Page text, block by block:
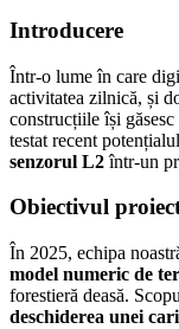
Livrare GRATUITĂ
Livrare GRATUITĂ
Matrice 4 Enterprise
Livrare GRATUITĂ
Matrice 4 Enterprise
Livrare GRATUITĂ
Matrice 4 Enterprise
Matrice 4 Enterprise
Livrare GRATUITĂ
Livrare GRATUITĂ
Matrice 4 Enterprise
Livrare GRATUITĂ
Matrice 4 Enterprise
Introducere
Într-o lume în care
activitatea zilnică, și
construcțiile își
testat recent
senzorul L2într-un
Obiectivul
În 2025, echipa
model numeric de
forestieră deasă.
deschiderea unei